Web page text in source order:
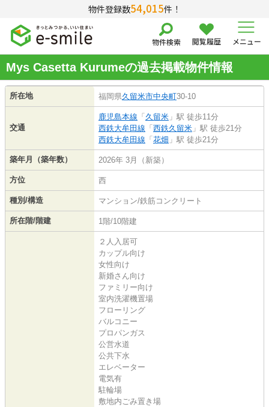
物件登録数54,015件！
物件検索 閲覧履歴 メニュー
Mys Casetta Kurumeの過去掲載物件情報
所在地 福岡県久留米市中央町30-10
交通
鹿児島本線 「久留米 」駅 徒歩11分
西鉄大牟田線 「西鉄久留米 」駅 徒歩21分
西鉄大牟田線 「花畑 」駅 徒歩21分
築年月（築年数） 2026年 3月（新築）
方位 西
種別/構造 マンション/鉄筋コンクリート
所在階/階建 1階/10階建
２人入居可
カップル向け
女性向け
新婚さん向け
ファミリー向け
室内洗濯機置場
フローリング
バルコニー
プロパンガス
公営水道
公共下水
エレベーター
電気有
駐輪場
敷地内ごみ置き場